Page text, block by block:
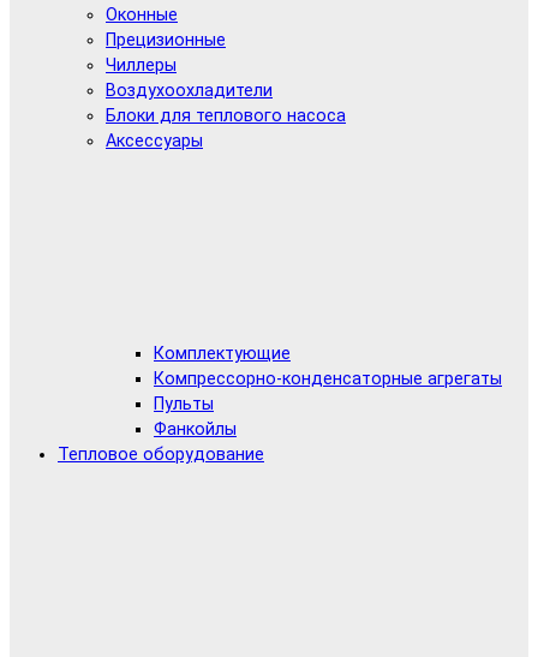
Оконные
Прецизионные
Чиллеры
Воздухоохладители
Блоки для теплового насоса
Аксессуары
Комплектующие
Компрессорно-конденсаторные агрегаты
Пульты
Фанкойлы
Тепловое оборудование